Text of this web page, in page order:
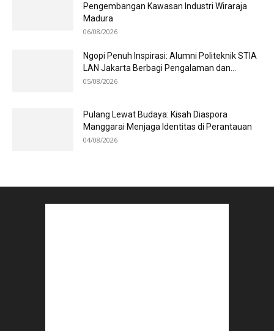
Pengembangan Kawasan Industri Wiraraja
Madura
06/08/2026
Ngopi Penuh Inspirasi: Alumni Politeknik STIA
LAN Jakarta Berbagi Pengalaman dan...
05/08/2026
Pulang Lewat Budaya: Kisah Diaspora
Manggarai Menjaga Identitas di Perantauan
04/08/2026